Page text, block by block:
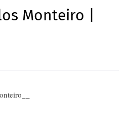
Monteiro |